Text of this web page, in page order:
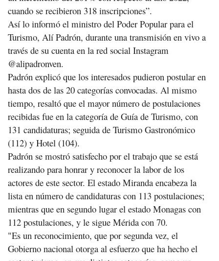
cuando se recibieron 318 inscripciones”.
Así lo informó el ministro del Poder Popular para el
Turismo, Alí Padrón, durante una transmisión en vivo a
través de su cuenta en la red social Instagram
@alipadronven.
Padrón explicó que los interesados pudieron postular en
hasta dos de las 20 categorías convocadas. Al mismo
tiempo, resaltó que el mayor número de postulaciones
recibidas fue en la categoría de Guía de Turismo, con
131 candidaturas; seguida de Turismo Gastronómico
(112) y Hotel (104).
Padrón se mostró satisfecho por el trabajo que se está
realizando para honrar y reconocer la labor de los
actores de este sector. El estado Miranda encabeza la
lista en número de candidaturas con 113 postulaciones;
mientras que en segundo lugar el estado Monagas con
112 postulaciones, y le sigue Mérida con 70.
"Es un reconocimiento, que por segunda vez, el
Gobierno nacional otorga al esfuerzo que ha hecho el